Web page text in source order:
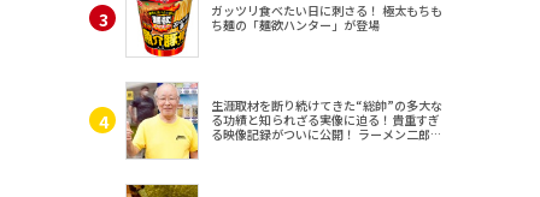
ガッツリ食べたい日に刺さる！ 極太もちも
ち麺の「麺欲ハンター」が登場
生涯取材を断り続けてきた“総帥”の多大な
る功績と知られざる実像に迫る！貴重すぎ
る映像記録がついに公開！ ラーメン二郎